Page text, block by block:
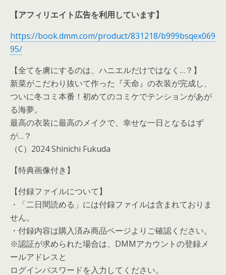
【アフィリエイト広告を利用しています】
https://book.dmm.com/product/831218/b999bsqex069
95/
【全てを虜にするのは、ハニエルだけではなく…？】
新菜がこだわり抜いて作った『天命』の衣装が完成し、
ついに冬コミ本番！初めてのコミケでテンションがあが
る海夢。
最高の衣装に最高のメイクで、幸せな一日となるはず
が…？
（C）2024 Shinichi Fukuda
【特典画像付き】
【付録ファイルについて】
・「二日間読める」には付録ファイルは含まれておりま
せん。
・付録内容は購入済み商品ページよりご確認ください。
※認証が求められた場合は、DMMアカウントの登録メ
ールアドレスと
ログインパスワードを入力してください。